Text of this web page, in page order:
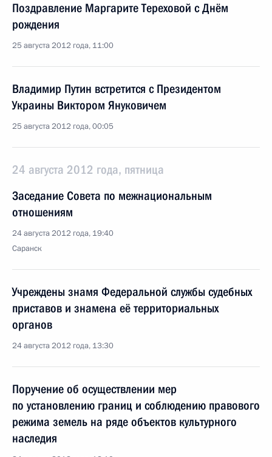
Поздравление Маргарите Тереховой с Днём
рождения
25 августа 2012 года, 11:00
Владимир Путин встретится с Президентом
Украины Виктором Януковичем
25 августа 2012 года, 00:05
24 августа 2012 года, пятница
Заседание Совета по межнациональным
отношениям
24 августа 2012 года, 19:40
Саранск
Учреждены знамя Федеральной службы судебных
приставов и знамена её территориальных
органов
24 августа 2012 года, 13:30
Поручение об осуществлении мер
по установлению границ и соблюдению правового
режима земель на ряде объектов культурного
наследия